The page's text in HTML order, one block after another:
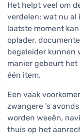
Het helpt veel om
verdelen: wat nu al
laatste moment
oplader,
begeleider kunnen
manier gebeurt
één item.
Een vaak
zwangere 's
worden weeën,
thuis op het